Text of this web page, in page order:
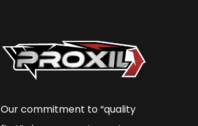
Our commitment to “quality